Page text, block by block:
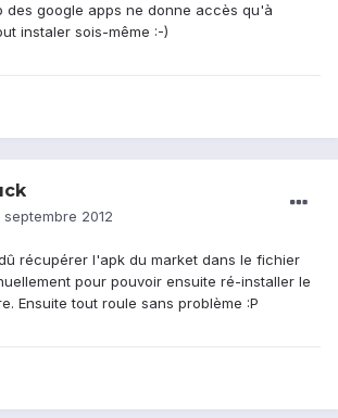
des google apps ne donne accès qu'à
instaler sois-même :-)
septembre 2012
récupérer l'apk du market dans le fichier
pour pouvoir ensuite ré-installer le
Ensuite tout roule sans problème :P